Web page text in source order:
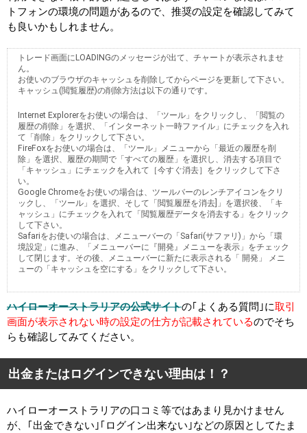
トフォンの環境の問題があるので、推奨の設定を確認してみて
も良いかもしれません。
トレード画面にLOADINGのメッセージが出て、チャートが表示されませ
ん。
お使いのブラウザのキャッシュを削除してからページを更新して下さい。
キャッシュ(閲覧履歴)の削除方法は以下の通りです。
Internet Explorerをお使いの場合は、「ツール」をクリックし、「閲覧の
履歴の削除」を選択、「インターネット一時ファイル」にチェックを入れ
て「削除」をクリックして下さい。
FireFoxをお使いの場合は、「ツール」メニューから「最近の履歴を削
除」を選択、履歴の期間で「すべての履歴」を選択し、消去する項目で
「キャッシュ」にチェックを入れて［今すぐ消去］をクリックして下さ
い。
Google Chromeをお使いの場合は、ツールバーのレンチアイコンをクリ
ックし、「ツール」を選択、そして「閲覧履歴を消去]」を選択後、「キ
ャッシュ」にチェックを入れて「閲覧履歴データを消去する」をクリック
して下さい。
Safariをお使いの場合は、メニューバーの「Safari(サファリ)」から「環
境設定」に進み、「メニューバーに『開発』メニューを表示」をチェック
して閉じます。その後、メニューバーに新たに表示される「 開発」 メニ
ューの「キャッシュを空にする」をクリックして下さい。
ハイローオーストラリアの公式サイトの｢よくある質問｣に取引
画面が表示されない時の設定の仕方が記載されているのでそち
らも確認してみてください。
出金またはログインできない理由は！？
ハイローオーストラリアの口コミ等ではあまり見かけません
が、｢出金できない｣｢ログイン出来ない｣などの原因としてたま